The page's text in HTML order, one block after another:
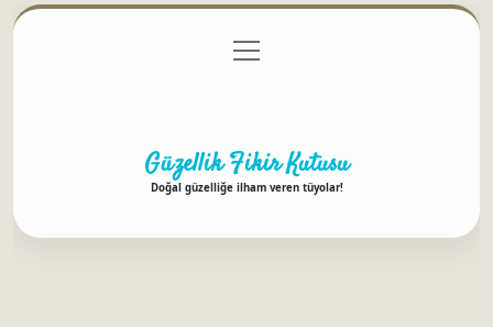
Gizlilik Politikası
menüyü
aç
Güzellik Fikir Kutusu
Doğal güzelliğe ilham veren tüyolar!